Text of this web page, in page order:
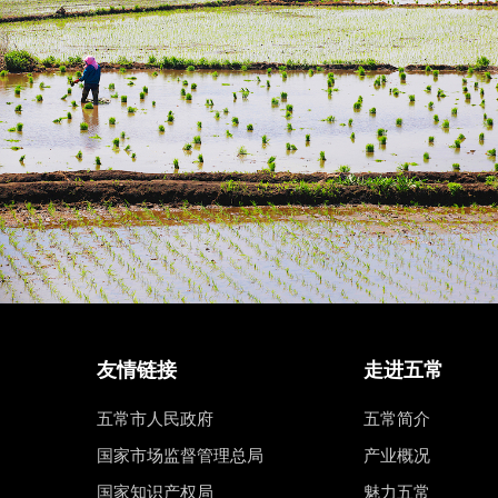
友情链接
五常市人民政府
国家市场监督管理总局
国家知识产权局
走进五常
五常简介
产业概况
魅力五常